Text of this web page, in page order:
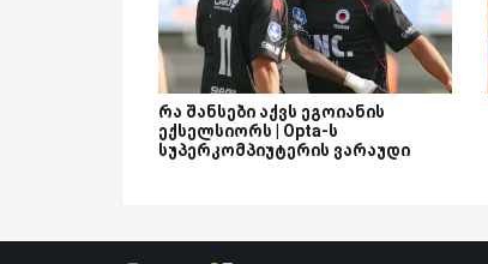
რა შანსები აქვს ეგოიანის
ექსელსიორს | Opta-ს
სუპერკომპიუტერის ვარაუდი